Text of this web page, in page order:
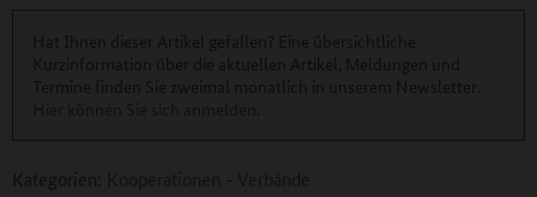
Hier können Sie sich anmelden
Kategorien: Kooperationen - Verbände